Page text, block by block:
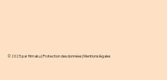
© 2025 par Himaku |Protection des données | Mentions légales